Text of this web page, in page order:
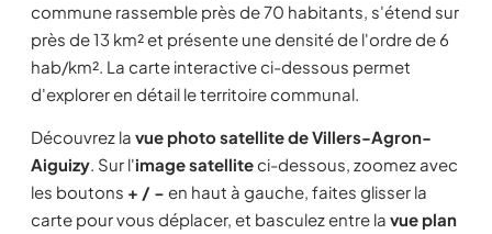
commune rassemble près de 70 habitants, s'étend sur
près de 13 km² et présente une densité de l'ordre de 6
hab/km². La carte interactive ci-dessous permet
d'explorer en détail le territoire communal.
Découvrez la vue photo satellite de Villers-Agron-
Aiguizy. Sur l'image satelliteci-dessous, zoomez avec
les boutons + / − en haut à gauche, faites glisser la
carte pour vous déplacer, et basculez entre la vue plan